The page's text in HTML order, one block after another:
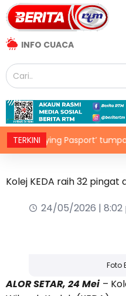
INFO CUACA
TERKINI
‘Flying Pasport’ tumpas, tiga
Kolej KEDA raih 32 pingat
24/05/2026 | 8:02
Foto
ALOR SETAR, 24 Mei –